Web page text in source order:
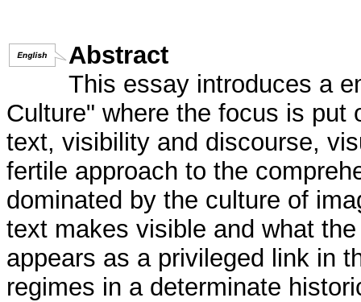
Abstract
This essay introduces a
Culture" where the focus is put
text, visibility and discourse,
fertile approach to the
dominated by the culture of
text makes visible and what
appears as a privileged link in
regimes in a determinate